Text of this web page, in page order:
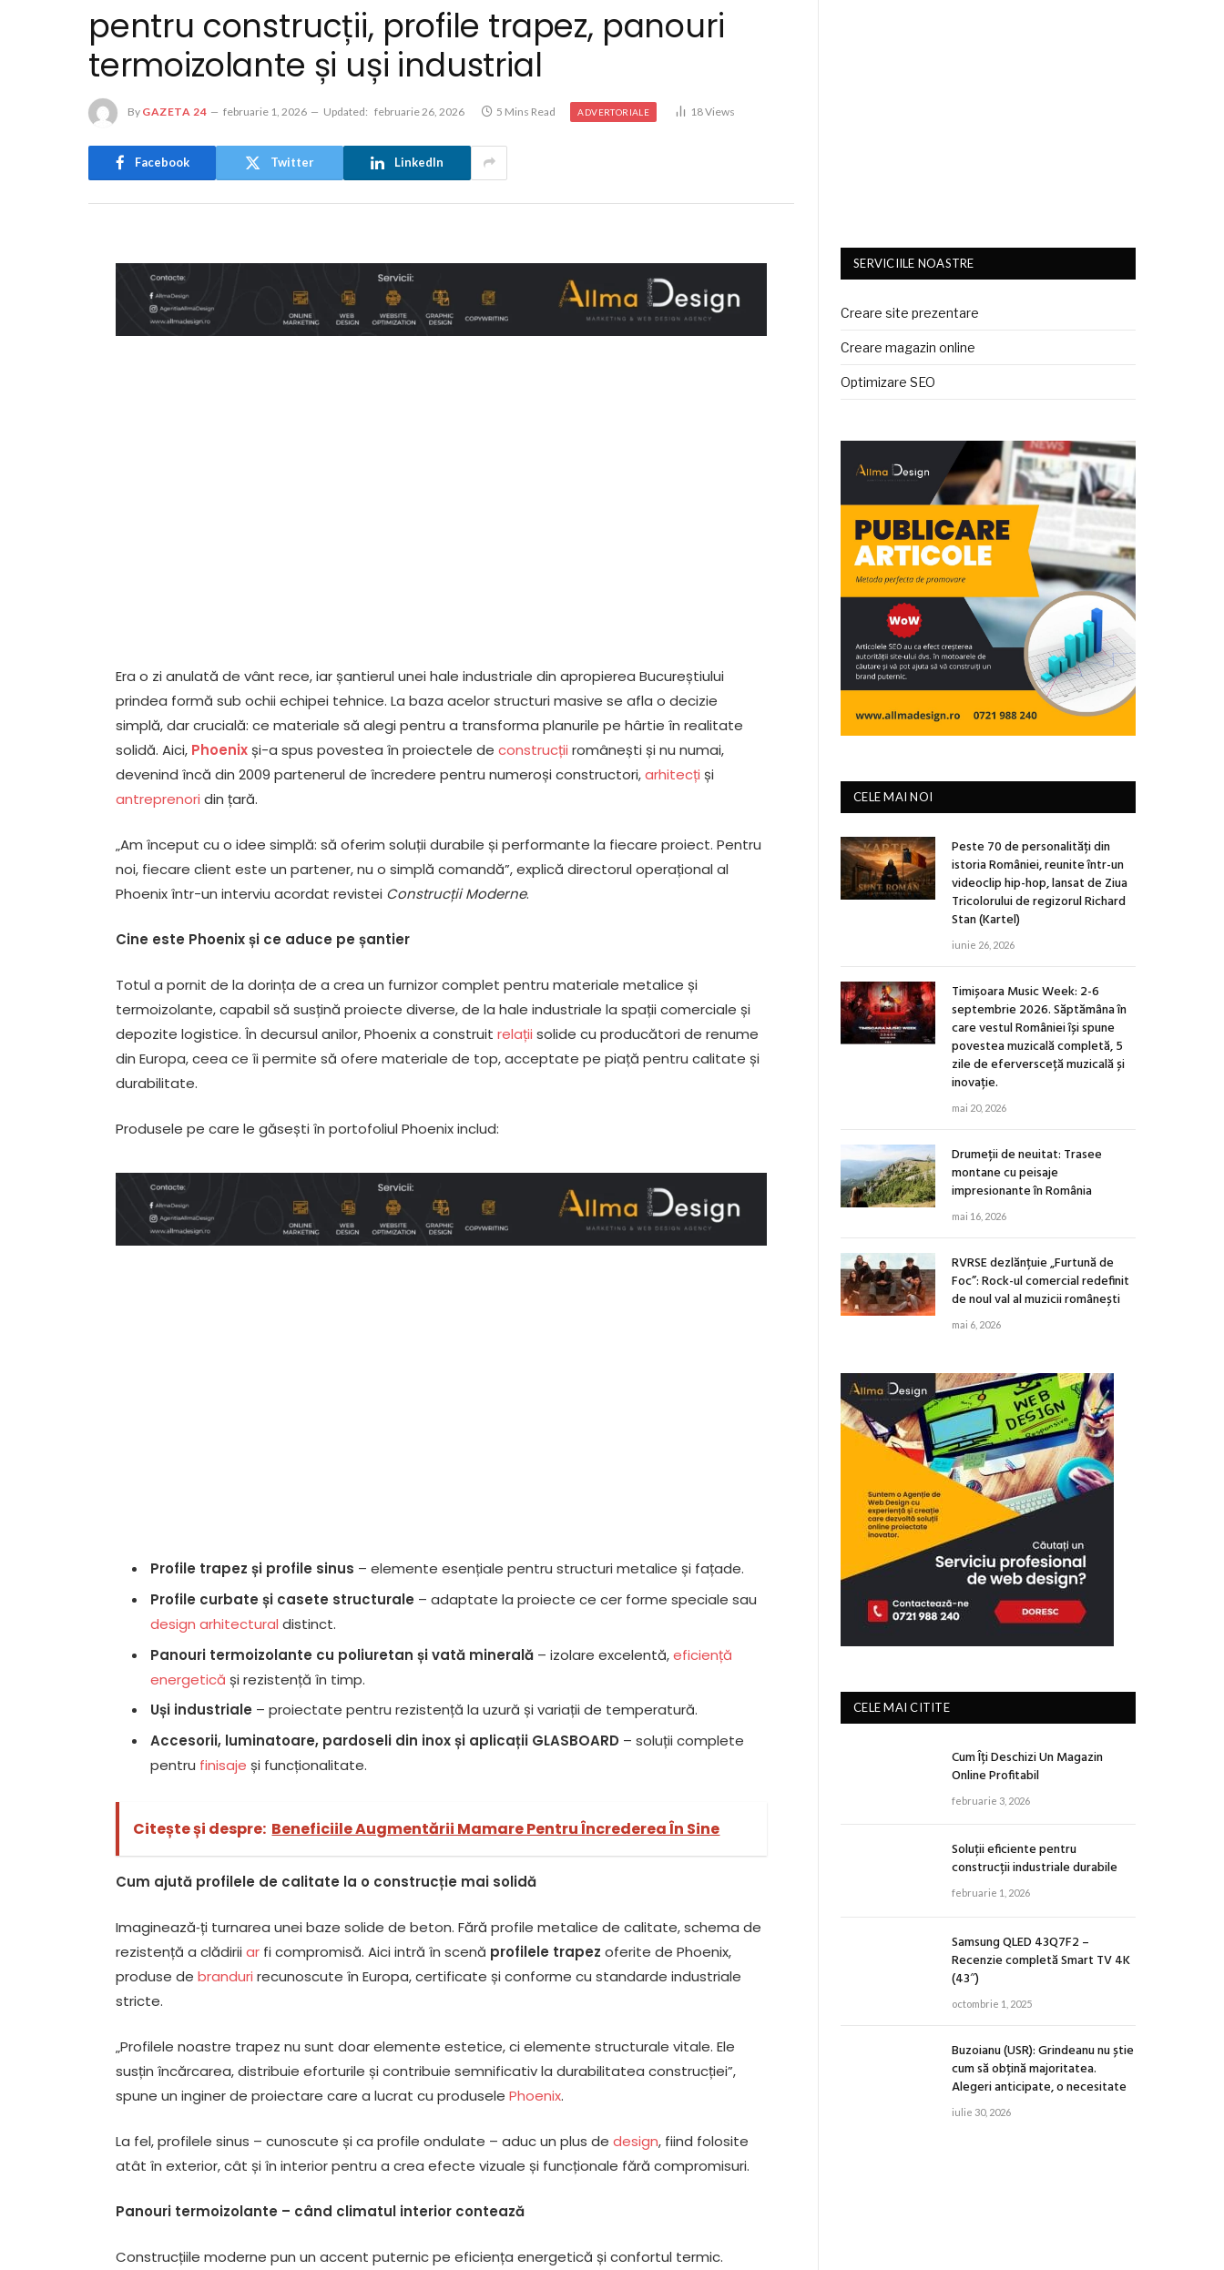
pentru construcții, profile trapez, panouri
termoizolante și uși industrial
By GAZETA 24 februarie 1, 2026 Updated: februarie 26, 2026 5 Mins Read ADVERTORIALE 18Views
Facebook Twitter LinkedIn
Era o zi anulată de vânt rece, iar șantierul unei hale industriale din apropierea Bucureștiului
prindea formă sub ochii echipei tehnice. La baza acelor structuri masive se afla o decizie
simplă, dar crucială: ce materiale să alegi pentru a transforma planurile pe hârtie în realitate
solidă. Aici, Phoenix și-a spus povestea în proiectele deconstrucții românești și nu numai,
devenind încă din 2009 partenerul de încredere pentru numeroși constructori,arhitecți și
antreprenori din țară.
„Am început cu o idee simplă: să oferim soluții durabile și performante la fiecare proiect. Pentru
noi, fiecare client este un partener, nu o simplă comandă”, explică directorul operațional al
Phoenix într-un interviu acordat revistei Construcții Moderne.
Cine este Phoenix și ce aduce pe șantier
Totul a pornit de la dorința de a crea un furnizor complet pentru materiale metalice și
termoizolante, capabil să susțină proiecte diverse, de la hale industriale la spații comerciale și
depozite logistice. În decursul anilor, Phoenix a construitrelații solide cu producători de renume
din Europa, ceea ce îi permite să ofere materiale de top, acceptate pe piață pentru calitate și
durabilitate.
Produsele pe care le găsești în portofoliul Phoenix includ:
Profile trapez și profile sinus – elemente esențiale pentru structuri metalice și fațade.
Profile curbate și casete structurale – adaptate la proiecte ce cer forme speciale sau
design arhitectural distinct.
Panouri termoizolante cu poliuretan și vată minerală – izolare excelentă,eficiență
energetică și rezistență în timp.
Uși industriale – proiectate pentru rezistență la uzură și variații de temperatură.
Accesorii, luminatoare, pardoseli din inox și aplicații GLASBOARD – soluții complete
pentru finisaje și funcționalitate.
Citește și despre: Beneficiile Augmentării Mamare Pentru Încrederea În Sine
Cum ajută profilele de calitate la o construcție mai solidă
Imaginează‑ți turnarea unei baze solide de beton. Fără profile metalice de calitate, schema de
rezistență a clădiriiar fi compromisă. Aici intră în scenă profilele trapez oferite de Phoenix,
produse debranduri recunoscute în Europa, certificate și conforme cu standarde industriale
stricte.
„Profilele noastre trapez nu sunt doar elemente estetice, ci elemente structurale vitale. Ele
susțin încărcarea, distribuie eforturile și contribuie semnificativ la durabilitatea construcției”,
spune un inginer de proiectare care a lucrat cu produselePhoenix.
La fel, profilele sinus – cunoscute și ca profile ondulate – aduc un plus dedesign, fiind folosite
atât în exterior, cât și în interior pentru a crea efecte vizuale și funcționale fără compromisuri.
Panouri termoizolante – când climatul interior contează
Construcțiile moderne pun un accent puternic pe eficiența energetică și confortul termic.
SERVICIILE NOASTRE
Creare site prezentare
Creare magazin online
Optimizare SEO
CELE MAI NOI
Peste 70 de personalități din
istoria României, reunite într-un
videoclip hip-hop, lansat de Ziua
Tricolorului de regizorul Richard
Stan (Kartel)
iunie 26, 2026
Timișoara Music Week: 2-6
septembrie 2026. Săptămâna în
care vestul României își spune
povestea muzicală completă, 5
zile de eferversceță muzicală și
inovație.
mai 20, 2026
Drumeții de neuitat: Trasee
montane cu peisaje
impresionante în România
mai 16, 2026
RVRSE dezlănțuie „Furtună de
Foc”: Rock-ul comercial redefinit
de noul val al muzicii românești
mai 6, 2026
CELE MAI CITITE
Cum Îți Deschizi Un Magazin
Online Profitabil
februarie 3, 2026
Soluții eficiente pentru
construcții industriale durabile
februarie 1, 2026
Samsung QLED 43Q7F2 –
Recenzie completă Smart TV 4K
(43″)
octombrie 1, 2025
Buzoianu (USR): Grindeanu nu știe
cum să obțină majoritatea.
Alegeri anticipate, o necesitate
iulie 30, 2026